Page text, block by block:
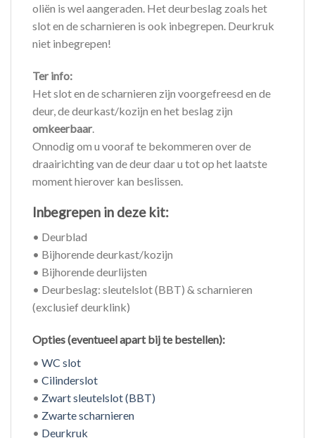
oliën is wel aangeraden. Het deurbeslag zoals het
slot en de scharnieren is ook inbegrepen. Deurkruk
niet inbegrepen!
Ter info:
Het slot en de scharnieren zijn voorgefreesd en de
deur, de deurkast/kozijn en het beslag zijn
omkeerbaar
Onnodig om u vooraf te bekommeren over de
draairichting van de deur daar u tot op het laatste
moment hierover kan beslissen.
Inbegrepen in deze kit:
• Deurblad
• Bijhorende deurkast/kozijn
• Bijhorende deurlijsten
• Deurbeslag: sleutelslot (BBT) & scharnieren
(exclusief deurklink)
Opties (eventueel apart bij te bestellen):
• WC slot
• Cilinderslot
• Zwart sleutelslot (BBT)
• Zwarte scharnieren
• Deurkruk